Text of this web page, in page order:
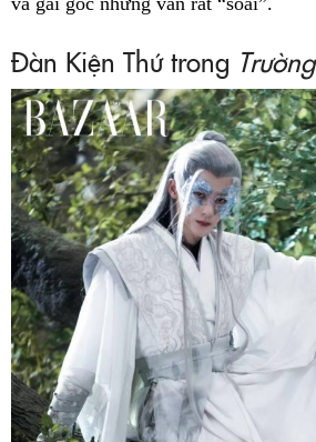
Đàn Kiện Thứ trong